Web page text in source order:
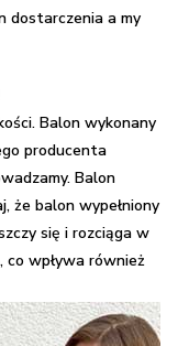
dostarczenia a my
Balon wykonany
producenta
Balon
że balon wypełniony
się i rozciąga w
co wpływa również